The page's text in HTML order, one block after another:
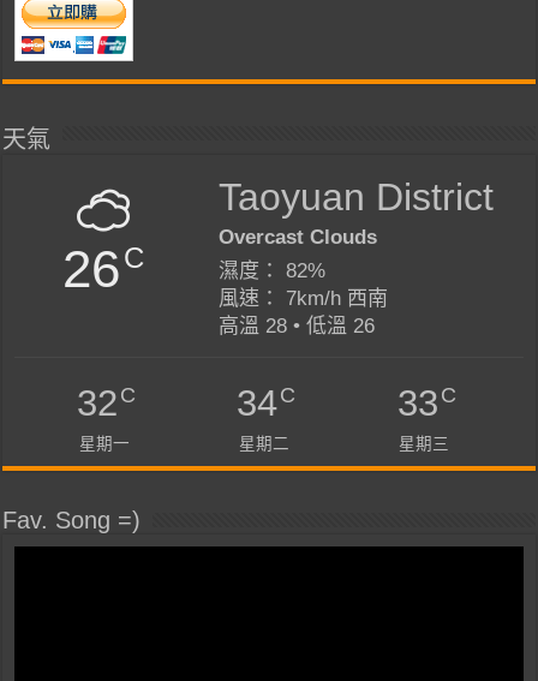
天氣
26C
Taoyuan District
Overcast Clouds
濕度： 82%
風速： 7km/h 西南
高溫 28 • 低溫 26
32C
星期一
34C
星期二
33C
星期三
Fav. Song =)